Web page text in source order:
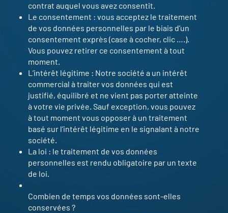
contrat auquel vous avez consentit.
Le consentement : vous acceptez le traitement
de vos données personnelles par le biais d’un
consentement exprès (case à cocher, clic ….).
Vous pouvez retirer ce consentement à tout
moment.
L’intérêt légitime : Notre société a un intérêt
commercial à traiter vos données qui est
justifié, équilibré et ne vient pas porter atteinte
à votre vie privée. Sauf exception, vous pouvez
à tout moment vous opposer à un traitement
basé sur l’intérêt légitime en le signalant à notre
société.
La loi : le traitement de vos données
personnelles est rendu obligatoire par un texte
de loi.
Combien de temps vos données sont-elles
conservées ?